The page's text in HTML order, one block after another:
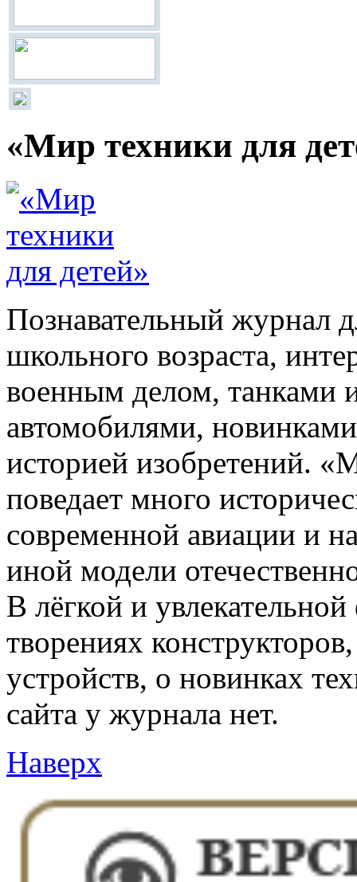
«Мир техники для
Познавательный журнал
школьного возраста,
военным делом, танками
автомобилями,
историей изобретений.
поведает много
современной авиации и
иной модели
В лёгкой и
творениях
устройств, о новинках
сайта у журнала нет.
Наверх